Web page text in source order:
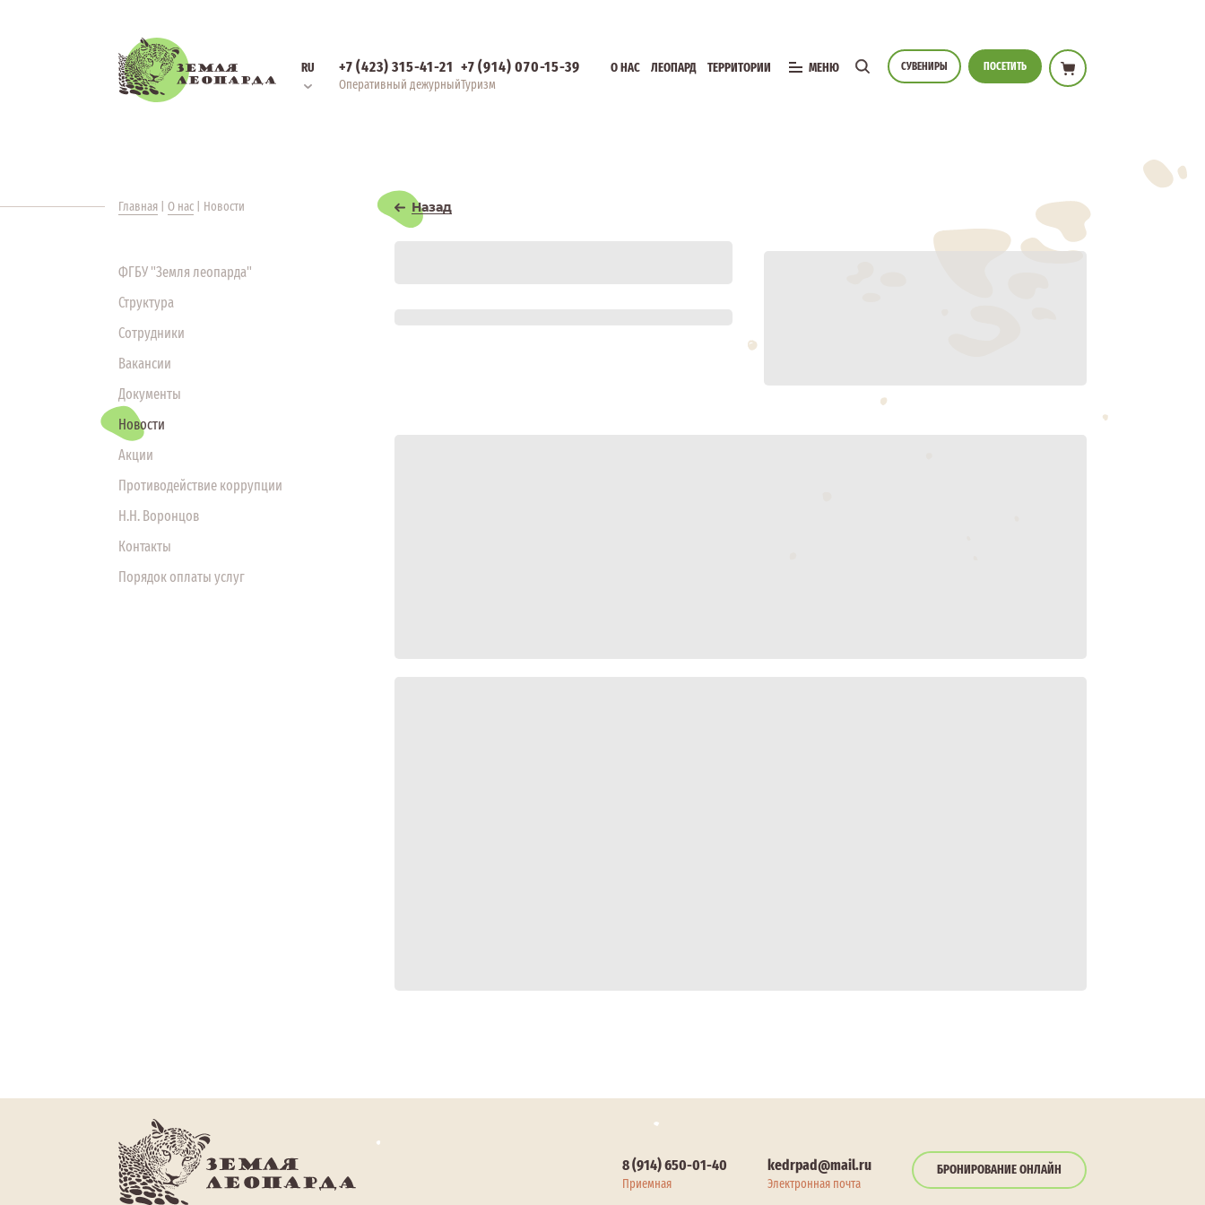
RU +7 (423) 315-41-21
Оперативный дежурный
+7 (914) 070-15-39
Туризм
О НАС ЛЕОПАРД ТЕРРИТОРИИ МЕНЮ СУВЕНИРЫ ПОСЕТИТЬ
Главная О нас Новости
ФГБУ "Земля леопарда"
Структура
Сотрудники
Вакансии
Документы
Новости
Акции
Противодействие коррупции
Н.Н. Воронцов
Контакты
Порядок оплаты услуг
Назад
8 (914) 650-01-40
Приемная
kedrpad@mail.ru
Электронная почта
БРОНИРОВАНИЕ ОНЛАЙН